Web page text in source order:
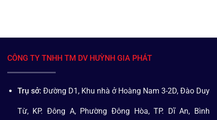
CÔNG TY TNHH TM DV HUỲNH GIA PHÁT
Trụ sở: Đường D1, Khu nhà ở Hoàng Nam 3-2D, Đào Duy
Từ, KP. Đông A, Phường Đông Hòa, TP. Dĩ An, Bình